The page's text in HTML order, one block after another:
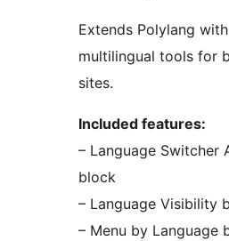
Extends Polylang
multilingual tools for
sites.
Included features:
– Language Switcher
block
– Language Visibility
– Menu by Language